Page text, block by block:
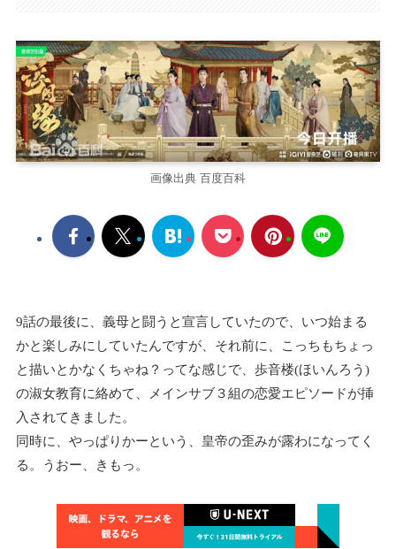
画像出典 百度百科
9話の最後に、義母と闘うと宣言していたので、いつ始まる
かと楽しみにしていたんですが、それ前に、こっちもちょっ
と描いとかなくちゃね？ってな感じで、歩音楼(ほいんろう)
の淑女教育に絡めて、メインサブ３組の恋愛エピソードが挿
入されてきました。
同時に、やっぱりかーという、皇帝の歪みが露わになってく
る。うおー、きもっ。